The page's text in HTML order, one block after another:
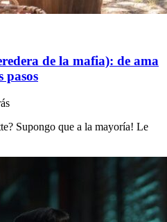
de la mafia): de ama
pasos
Supongo que a la mayoría! Le